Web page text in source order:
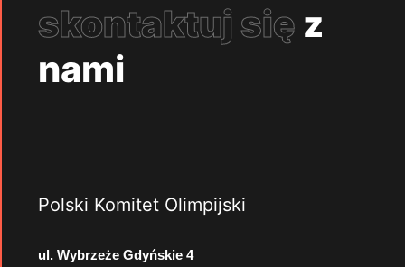
skontaktuj się z
nami
Polski Komitet Olimpijski
ul. Wybrzeże Gdyńskie 4